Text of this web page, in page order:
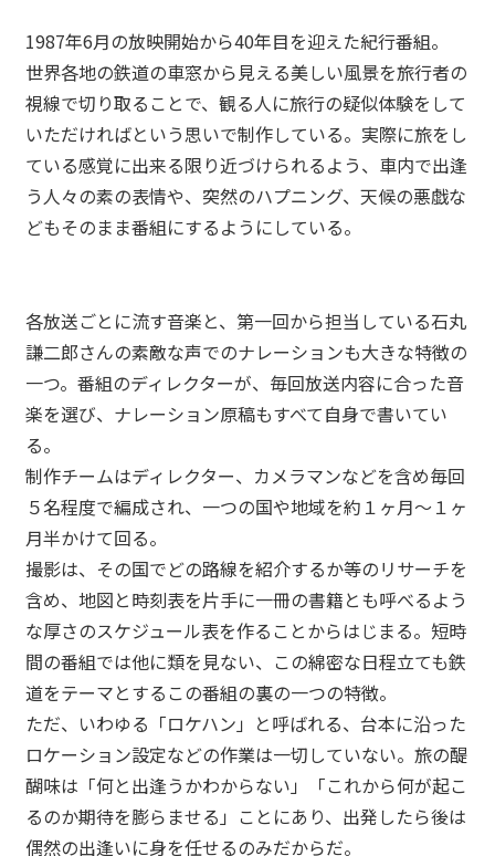
1987年6月の放映開始から40年目を迎えた紀行番組。
世界各地の鉄道の車窓から見える美しい風景を旅行者の
視線で切り取ることで、観る人に旅行の疑似体験をして
いただければという思いで制作している。実際に旅をし
ている感覚に出来る限り近づけられるよう、車内で出逢
う人々の素の表情や、突然のハプニング、天候の悪戯な
どもそのまま番組にするようにしている。
各放送ごとに流す音楽と、第一回から担当している石丸
謙二郎さんの素敵な声でのナレーションも大きな特徴の
一つ。番組のディレクターが、毎回放送内容に合った音
楽を選び、ナレーション原稿もすべて自身で書いてい
る。
制作チームはディレクター、カメラマンなどを含め毎回
５名程度で編成され、一つの国や地域を約１ヶ月～１ヶ
月半かけて回る。
撮影は、その国でどの路線を紹介するか等のリサーチを
含め、地図と時刻表を片手に一冊の書籍とも呼べるよう
な厚さのスケジュール表を作ることからはじまる。短時
間の番組では他に類を見ない、この綿密な日程立ても鉄
道をテーマとするこの番組の裏の一つの特徴。
ただ、いわゆる「ロケハン」と呼ばれる、台本に沿った
ロケーション設定などの作業は一切していない。旅の醍
醐味は「何と出逢うかわからない」「これから何が起こ
るのか期待を膨らませる」ことにあり、出発したら後は
偶然の出逢いに身を任せるのみだからだ。